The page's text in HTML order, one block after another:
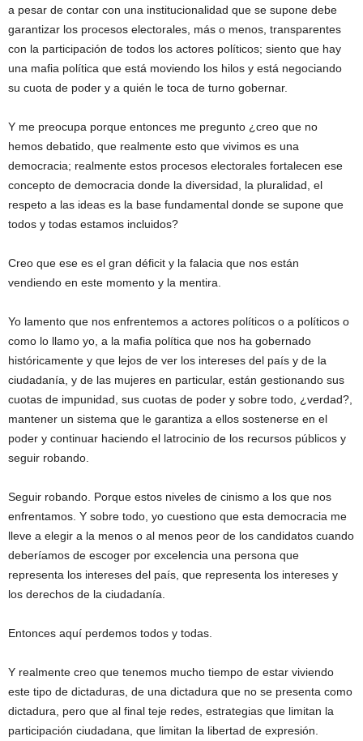
a pesar de contar con una institucionalidad que se supone debe
garantizar los procesos electorales, más o menos, transparentes
con la participación de todos los actores políticos; siento que hay
una mafia política que está moviendo los hilos y está negociando
su cuota de poder y a quién le toca de turno gobernar.
Y me preocupa porque entonces me pregunto ¿creo que no
hemos debatido, que realmente esto que vivimos es una
democracia; realmente estos procesos electorales fortalecen ese
concepto de democracia donde la diversidad, la pluralidad, el
respeto a las ideas es la base fundamental donde se supone que
todos y todas estamos incluidos?
Creo que ese es el gran déficit y la falacia que nos están
vendiendo en este momento y la mentira.
Yo lamento que nos enfrentemos a actores políticos o a políticos o
como lo llamo yo, a la mafia política que nos ha gobernado
históricamente y que lejos de ver los intereses del país y de la
ciudadanía, y de las mujeres en particular, están gestionando sus
cuotas de impunidad, sus cuotas de poder y sobre todo, ¿verdad?,
mantener un sistema que le garantiza a ellos sostenerse en el
poder y continuar haciendo el latrocinio de los recursos públicos y
seguir robando.
Seguir robando. Porque estos niveles de cinismo a los que nos
enfrentamos. Y sobre todo, yo cuestiono que esta democracia me
lleve a elegir a la menos o al menos peor de los candidatos cuando
deberíamos de escoger por excelencia una persona que
representa los intereses del país, que representa los intereses y
los derechos de la ciudadanía.
Entonces aquí perdemos todos y todas.
Y realmente creo que tenemos mucho tiempo de estar viviendo
este tipo de dictaduras, de una dictadura que no se presenta como
dictadura, pero que al final teje redes, estrategias que limitan la
participación ciudadana, que limitan la libertad de expresión.